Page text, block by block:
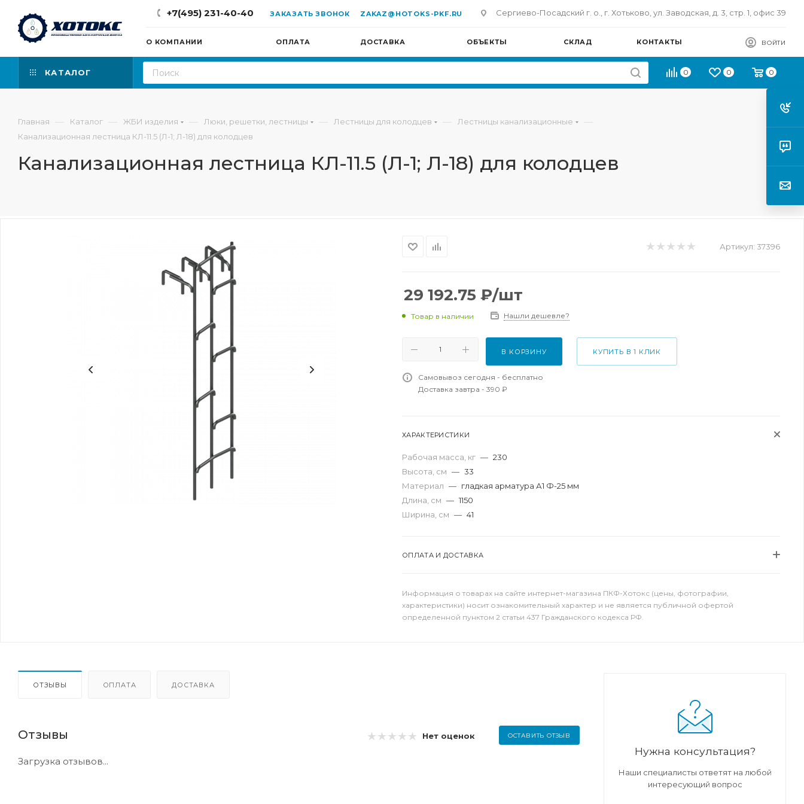
+7(495) 231-40-40 ЗАКАЗАТЬ ЗВОНОК ZAKAZ@HOTOKS-PKF.RU Сергиево-Посадский г. о., г. Хотьково, ул. Заводская, д. 3, стр. 1, офис 39
О КОМПАНИИ ОПЛАТА ДОСТАВКА ОБЪЕКТЫ СКЛАД КОНТАКТЫ ВОЙТИ
КАТАЛОГ 0 0 0
Главная — Каталог — ЖБИ изделия — Люки, решетки, лестницы — Лестницы для колодцев — Лестницы канализационные —
Канализационная лестница КЛ-11.5 (Л-1; Л-18) для колодцев
Канализационная лестница КЛ-11.5 (Л-1; Л-18) для колодцев
Артикул: 37396
29 192.75 ₽/шт
Товар в наличии Нашли дешевле?
В КОРЗИНУ КУПИТЬ В 1 КЛИК
Самовывоз сегодня - бесплатно
Доставка завтра - 390 ₽
ХАРАКТЕРИСТИКИ
Рабочая масса, кг — 230
Высота, см — 33
Материал — гладкая арматура А1 Ф-25 мм
Длина, см — 1150
Ширина, см — 41
ОПЛАТА И ДОСТАВКА
Информация о товарах на сайте интернет-магазина ПКФ-Хотокс (цены, фотографии,
характеристики) носит ознакомительный характер и не является публичной офертой
определенной пунктом 2 статьи 437 Гражданского кодекса РФ.
ОТЗЫВЫ ОПЛАТА ДОСТАВКА
Отзывы Нет оценок ОСТАВИТЬ ОТЗЫВ
Загрузка отзывов...
Нужна консультация?
Наши специалисты ответят на любой
интересующий вопрос